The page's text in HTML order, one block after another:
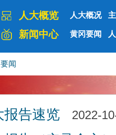
人大概览 人大概况
新闻中心 黄冈要闻
闻
报告速览 2022-